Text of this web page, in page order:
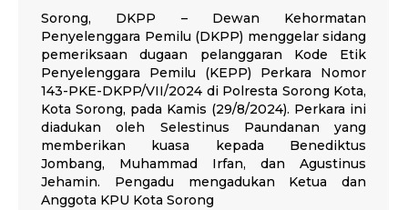
Sorong, DKPP – Dewan Kehormatan
Penyelenggara Pemilu (DKPP) menggelar sidang
pemeriksaan dugaan pelanggaran Kode Etik
Penyelenggara Pemilu (KEPP) Perkara Nomor
143-PKE-DKPP/VII/2024 di Polresta Sorong Kota,
Kota Sorong, pada Kamis (29/8/2024). Perkara ini
diadukan oleh Selestinus Paundanan yang
memberikan kuasa kepada Benediktus
Jombang, Muhammad Irfan, dan Agustinus
Jehamin. Pengadu mengadukan Ketua dan
Anggota KPU Kota Sorong